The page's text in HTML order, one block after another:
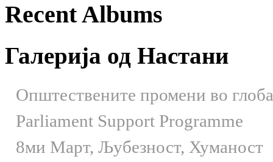
Recent Albums
Галерија од Настани
Општествените промени во
Parliament Support Programme
8ми Март, Љубезност, Хуманост